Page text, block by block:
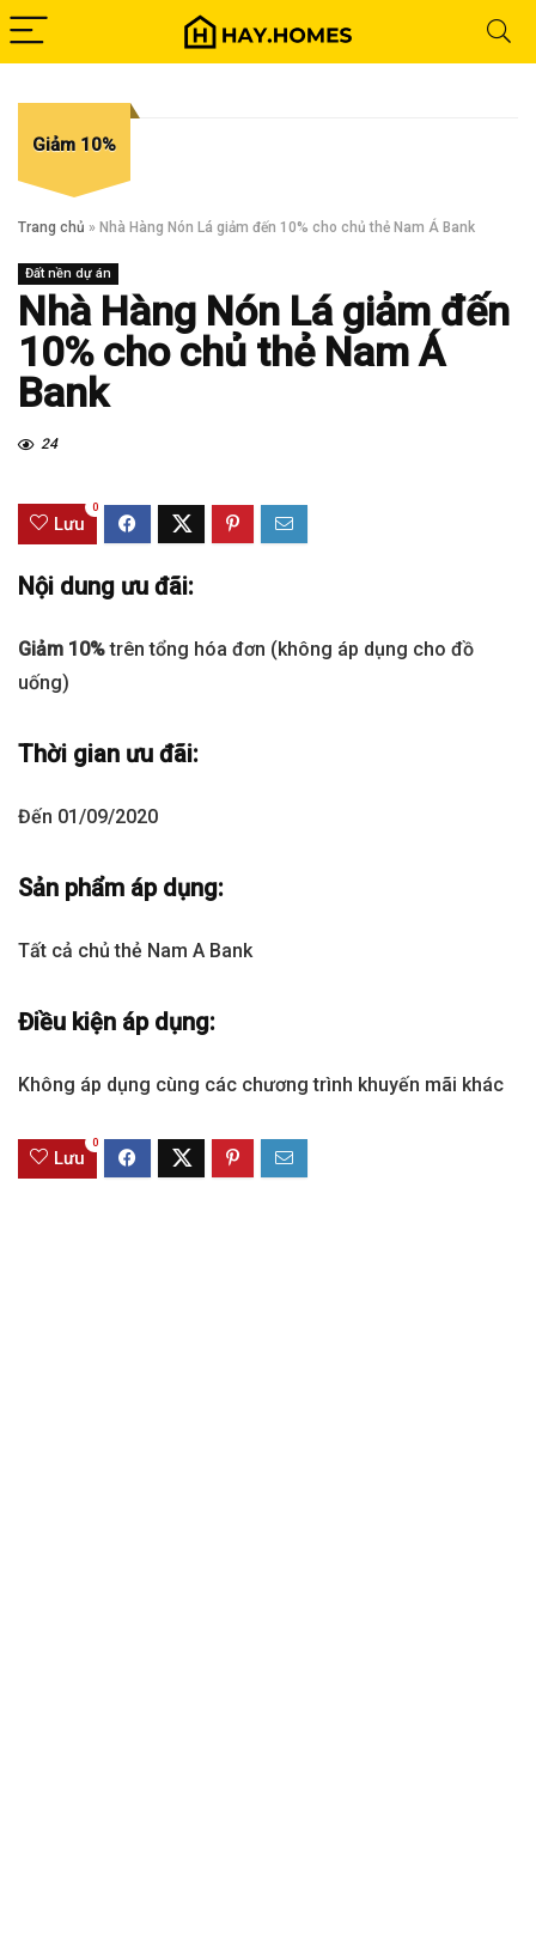
Giảm 10%
Trang chủ » Nhà Hàng Nón Lá giảm đến 10% cho chủ thẻ Nam Á Bank
Đất nền dự án
Nhà Hàng Nón Lá giảm đến
10% cho chủ thẻ Nam Á
Bank
24
Lưu
0
Nội dung ưu đãi:
Giảm 10%trên tổng hóa đơn (không áp dụng cho đồ
uống)
Thời gian ưu đãi:
Đến 01/09/2020
Sản phẩm áp dụng:
Tất cả chủ thẻ Nam A Bank
Điều kiện áp dụng:
Không áp dụng cùng các chương trình khuyến mãi khác
Lưu
0